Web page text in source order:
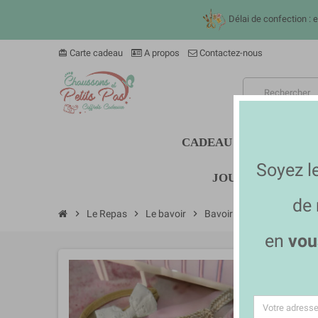
Délai de confection :
card_giftcard Carte cadeau A propos Contactez-nous
CADEAU BÉBÉ
JOUETS ET
chevron_right Le Repas chevron_right Le bavoir chevron_right Bavoir broderie anglaise
Soyez
de
en